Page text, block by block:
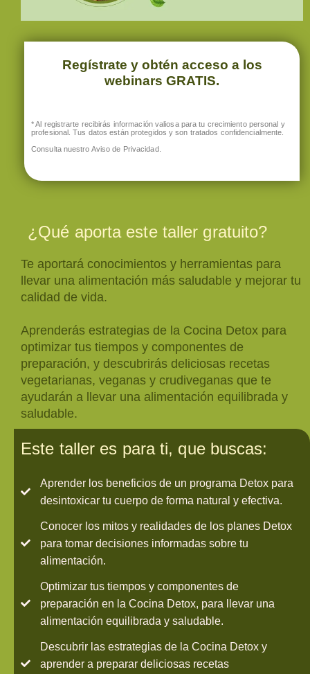
Regístrate y obtén acceso a los
webinars GRATIS.
* Al registrarte recibirás información valiosa para tu crecimiento personal y
profesional. Tus datos están protegidos y son tratados confidencialmente.
Consulta nuestro Aviso de Privacidad.
¿Qué aporta este taller gratuito?
Te aportará conocimientos y herramientas para
llevar una alimentación más saludable y mejorar tu
calidad de vida.
Aprenderás estrategias de la Cocina Detox para
optimizar tus tiempos y componentes de
preparación, y descubrirás deliciosas recetas
vegetarianas, veganas y crudiveganas que te
ayudarán a llevar una alimentación equilibrada y
saludable.
Este taller es para ti, que buscas:
Aprender los beneficios de un programa Detox para
desintoxicar tu cuerpo de forma natural y efectiva.
Conocer los mitos y realidades de los planes Detox
para tomar decisiones informadas sobre tu
alimentación.
Optimizar tus tiempos y componentes de
preparación en la Cocina Detox, para llevar una
alimentación equilibrada y saludable.
Descubrir las estrategias de la Cocina Detox y
aprender a preparar deliciosas recetas